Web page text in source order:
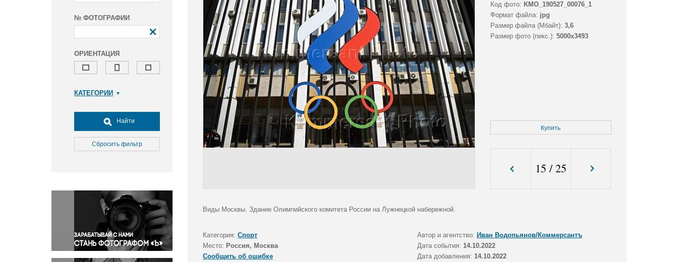
№ ФОТОГРАФИИ
ОРИЕНТАЦИЯ
КАТЕГОРИИ
Досуг, туризм и отдых
Культура
Медицина
Окружающая среда
Политика
Правосудие
Происшествия и конфликты
Религия
Светская жизнь
Найти
Сбросить фильтр
Код фото: KMO_190527_00076_1
Формат файла: jpg
Размер файла (Мбайт): 3,6
Размер фото (пикс.): 5000x3493
Купить
15 /25
Виды Москвы. Здание Олимпийского комитета России на Лужнецкой набережной.
Категория: Спорт Автор и агентство: Иван Водопьянов/Коммерсантъ
Место: Россия, Москва Дата события: 14.10.2022
Сообщить об ошибке
Дата добавления: 14.10.2022